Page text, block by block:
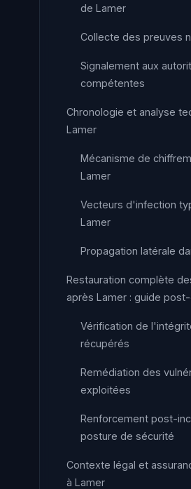
de Lamer
Collecte des preuves
Signalement aux
compétentes
Chronologie et analyse
Lamer
Mécanisme de
Lamer
Vecteurs d'infection
Lamer
Propagation latérale
Restauration complète
après Lamer : guide
Vérification de
récupérés
Remédiation des
exploitées
Renforcement post-
posture de sécurité
Contexte légal et
à Lamer